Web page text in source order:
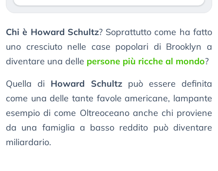
Chi è Howard Schultz? Soprattutto come ha fatto
uno cresciuto nelle case popolari di Brooklyn a
diventare una delle persone più ricche al mondo?
Quella di Howard Schultzpuò essere definita
come una delle tante favole americane, lampante
esempio di come Oltreoceano anche chi proviene
da una famiglia a basso reddito può diventare
miliardario.